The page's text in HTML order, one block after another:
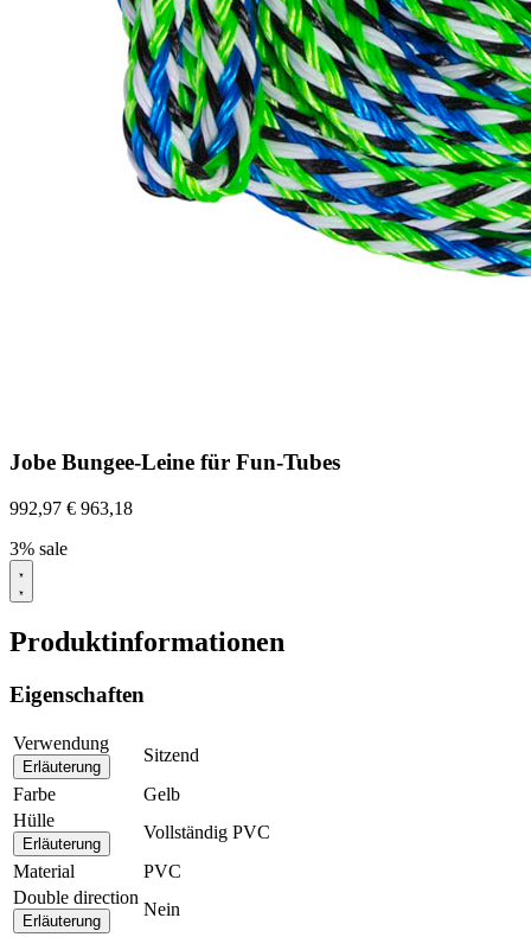
Jobe Bungee-Leine für Fun-Tubes
992,97 € 963,18
3% sale
Produktinformationen
Eigenschaften
Verwendung
Erläuterung
Sitzend
Farbe
Gelb
Hülle
Erläuterung
Vollständig PVC
Material
PVC
Double direction
Erläuterung
Nein